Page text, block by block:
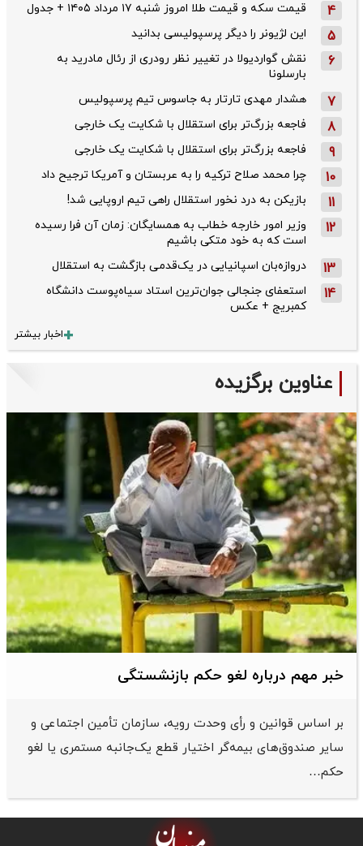
4 قیمت سکه و قیمت طلا امروز شنبه ۱۷ مرداد ۱۴۰۵ + جدول
5 این لژیونر را دیگر پرسپولیسی بدانید
6
نقش گواردیولا در تغییر نظر رودری از رئال مادرید به
بارسلونا
7 هشدار مهدی تارتار به جاسوس تیم پرسپولیس
8 فاجعه بزرگ‌تر برای استقلال با شکایت یک خارجی
9 فاجعه بزرگ‌تر برای استقلال با شکایت یک خارجی
10 چرا محمد صلاح ترکیه را به عربستان و آمریکا ترجیح داد
11 بازیکن به درد نخور استقلال راهی تیم اروپایی شد!
12
وزیر امور خارجه خطاب به همسایگان: زمان آن فرا رسیده
است که به خود متکی باشیم
13 دروازه‌بان اسپانیایی در یک‌قدمی بازگشت به استقلال
14
استعفای جنجالی جوان‌ترین استاد سیاه‌پوست دانشگاه
کمبریج + عکس
اخبار بیشتر
عناوین برگزیده
خبر مهم درباره لغو حکم بازنشستگی
بر اساس قوانین و رأی وحدت رویه، سازمان تأمین اجتماعی و
سایر صندوق‌های بیمه‌گر اختیار قطع یک‌جانبه مستمری یا لغو
حکم…